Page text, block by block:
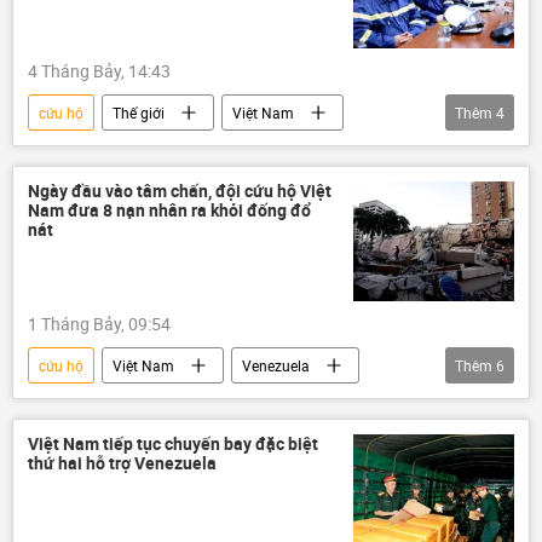
4 Tháng Bảy, 14:43
cứu hộ Thế giới
Việt Nam
Venezuela
trận động đất
thảm họa
Bộ Công an Việt Nam
Thêm 4
Ngày đầu vào tâm chấn, đội cứu hộ Việt
Nam đưa 8 nạn nhân ra khỏi đống đổ
nát
1 Tháng Bảy, 09:54
cứu hộ Việt Nam
Venezuela
thông tin
cứu nạn
tử vong
thiệt mạng
thiên tai trận động đất
Thêm 6
Việt Nam tiếp tục chuyến bay đặc biệt
thứ hai hỗ trợ Venezuela